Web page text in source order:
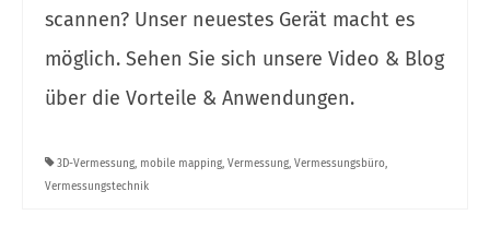
Karriere
Über IAGV
Blog
scannen? Unser neuestes Gerät macht es
möglich. Sehen Sie sich unsere Video & Blog
über die Vorteile & Anwendungen.
3D-Vermessung, mobile mapping, Vermessung, Vermessungsbüro,
Vermessungstechnik